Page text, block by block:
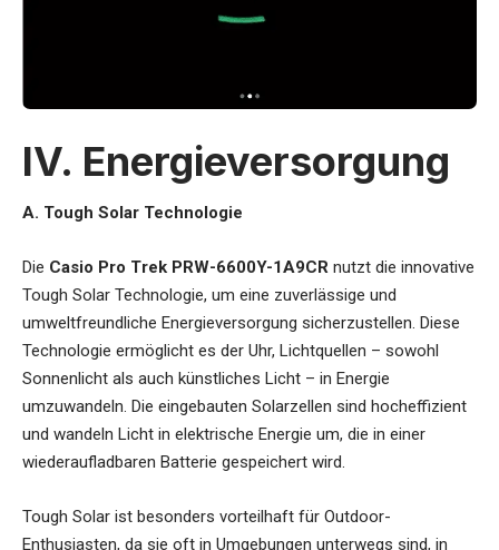
IV. Energieversorgung
A. Tough Solar Technologie
Die Casio Pro Trek PRW-6600Y-1A9CR nutzt die innovative
Tough Solar Technologie, um eine zuverlässige und
umweltfreundliche Energieversorgung sicherzustellen. Diese
Technologie ermöglicht es der Uhr, Lichtquellen – sowohl
Sonnenlicht als auch künstliches Licht – in Energie
umzuwandeln. Die eingebauten Solarzellen sind hocheffizient
und wandeln Licht in elektrische Energie um, die in einer
wiederaufladbaren Batterie gespeichert wird.
Tough Solar ist besonders vorteilhaft für Outdoor-
Enthusiasten, da sie oft in Umgebungen unterwegs sind, in